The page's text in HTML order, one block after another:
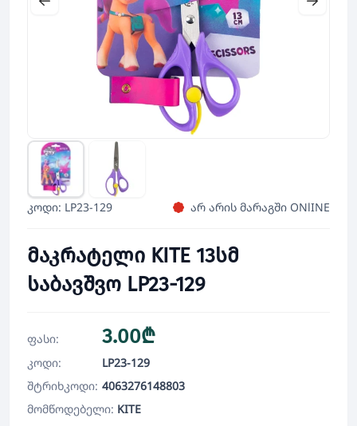
კოდი: LP23-129 არ არის მარაგში ONlINE
მაკრატელი KITE 13სმ
საბავშვო LP23-129
ფასი: 3.00₾
კოდი:
LP23-129
შტრიხკოდი: 4063276148803
მომწოდებელი: KITE